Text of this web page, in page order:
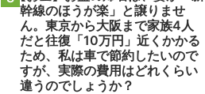
幹線のほうが楽」と譲りませ
ん。東京から大阪まで家族4人
だと往復「10万円」近くかかる
ため、私は車で節約したいので
すが、実際の費用はどれくらい
違うのでしょうか？